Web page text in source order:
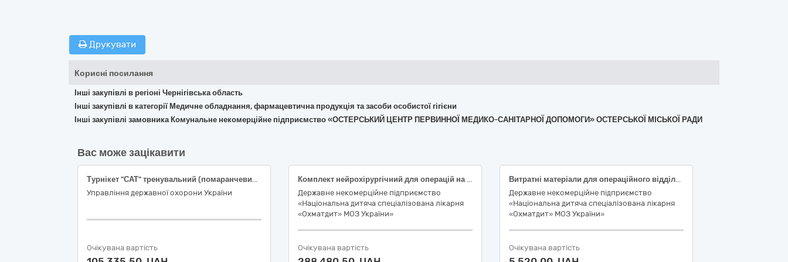
Друкувати
Корисні посилання
Інші закупівлі в регіоні Чернігівська область
Інші закупівлі в категорії Медичне обладнання, фармацевтична продукція та засоби особистої гігієни
Інші закупівлі замовника Комунальне некомерційне підприємство «ОСТЕРСЬКИЙ ЦЕНТР ПЕРВИННОЇ МЕДИКО-САНІТАРНОЇ ДОПОМОГИ» ОСТЕРСЬКОЇ МІСЬКОЇ РАДИ
Вас може зацікавити
Турнікет "САТ" тренувальний (помаранчевий або блакитний); Рукавички оглядові нітрилові нестерильні
Управління державної охорони України
Очікувана вартість
Комплект нейрохірургічний для операцій на головному мозку (код ДК 021:2015 – 33141000-0 Медичні матеріали нехімічні та гематологічні одноразового застосування)
Державне некомерційне підприємство
«Національна дитяча спеціалізована лікарня
«Охматдит» МОЗ України»
Очікувана вартість
Витратні матеріали для операційного відділення (Рушники м'які) (код ДК 021:2015 – 33140000-3 - Медичні матеріали)
Державне некомерційне підприємство
«Національна дитяча спеціалізована лікарня
«Охматдит» МОЗ України»
Очікувана вартість